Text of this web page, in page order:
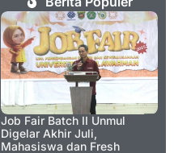
Job Fair Batch II Unmul
Digelar Akhir Juli,
Mahasiswa dan Fresh